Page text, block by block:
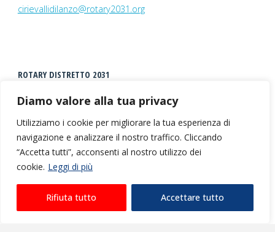
Diamo valore alla tua privacy
Utilizziamo i cookie per migliorare la tua esperienza di
navigazione e analizzare il nostro traffico. Cliccando
“Accetta tutti”, acconsenti al nostro utilizzo dei
cookie. Leggi di più
Rifiuta tutto Accettare tutto
cirievallidilanzo@rotary2031.org
ROTARY DISTRETTO 2031
©2026 Rotary Club Ciriè Valli di Lanzo |Privacy +
Cookies| Realizzato daEscamotages